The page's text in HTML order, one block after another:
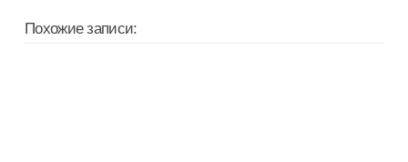
Похожие записи: